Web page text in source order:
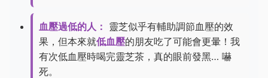
血壓過低的人： 靈芝似乎有輔助調節血壓的效
果，但本來就低血壓的朋友吃了可能會更暈！我
有次低血壓時喝完靈芝茶，真的眼前發黑… 嚇
死。